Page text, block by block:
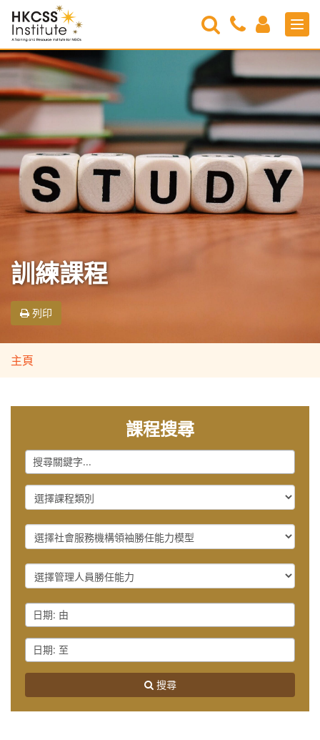
HKCSS
Institute
Search
Contact
Us
Login
訓練課程
列印
主頁
課程搜尋
Keyword
Course
Category
社
會
服
務
構
領
袖
勝
任
管
理
人
員
任
能
Date
:
From
Date
:
To
搜尋